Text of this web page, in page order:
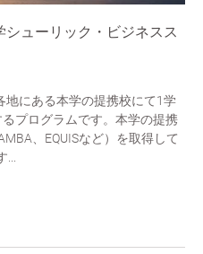
シューリック・ビジネスス
地にある本学の提携校にて1学
プログラムです。本学の提携
、EQUISなど）を取得して
...